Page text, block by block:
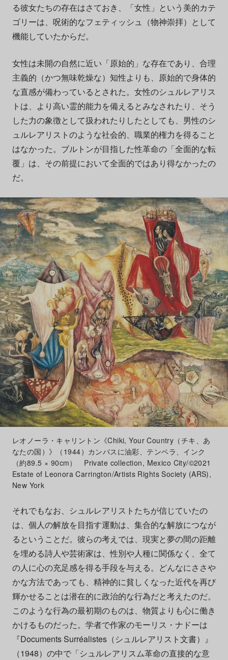
る彼女たちの存在はさておき、「女性」という美的カテ
ゴリーは、呪術的なフェティッシュ（物神崇拝）として
機能していたからだ。
女性は未開の自然に近い「原始的」な存在であり、合理
主義的（かつ無味乾燥な）知性よりも、原始的で身体的
な直感が備わっているとされた。女性のシュルレアリス
トは、より高い霊的能力を備えるとみなされたり、そう
した力の象徴として扱われたりしたとしても、男性のシ
ュルレアリストのような社会的、職業的権力を得ること
はなかった。ブルトンが目指した性革命の「全面的な転
覆」は、その前提において全面的ではあり得なかったの
だ。
レオノーラ・キャリントン《Chiki, Your Country（チキ、あ
なたの国）》（1944）カンバスに油彩、テンペラ、インク
（約89.5 × 90cm） Private collection, Mexico City/©2021
Estate of Leonora Carrington/Artists Rights Society (ARS),
New York
それでもなお、シュルレアリストたちが信じていたの
は、個人の解放を目指す運動は、集合的な解放につなが
るということだ。彼らの考えでは、現実と夢の間の距離
を埋める詩人や芸術家は、性別や人種に関係なく、全て
の人に心の充足感を得る手段を与える。どんなにささや
かな方法であっても、精神的に貧しくなった近代を再び
輝かせることは潜在的に政治的な行為だと考えたのだ。
このような行為の最初期のものは、物質よりも心に働き
かけるものだった。学者で作家のモーリス・ナドーは
『Documents Surréalistes（シュルレアリスト文書）』
（1948）の中で「シュルレアリスム革命の直接的な意